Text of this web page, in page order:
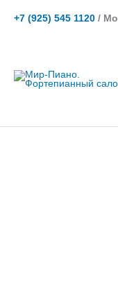
+7 (925) 545 1120 /